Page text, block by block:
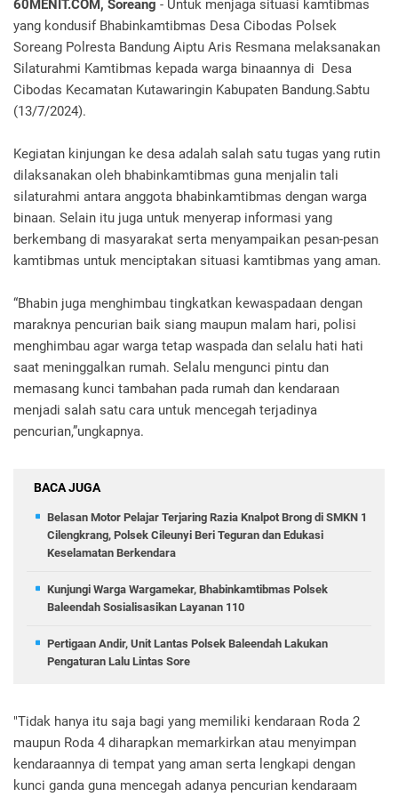
60MENIT.COM, Soreang - Untuk menjaga situasi kamtibmas
yang kondusif Bhabinkamtibmas Desa Cibodas Polsek
Soreang Polresta Bandung Aiptu Aris Resmana melaksanakan
Silaturahmi Kamtibmas kepada warga binaannya di Desa
Cibodas Kecamatan Kutawaringin Kabupaten Bandung.Sabtu
(13/7/2024).
Kegiatan kinjungan ke desa adalah salah satu tugas yang rutin
dilaksanakan oleh bhabinkamtibmas guna menjalin tali
silaturahmi antara anggota bhabinkamtibmas dengan warga
binaan. Selain itu juga untuk menyerap informasi yang
berkembang di masyarakat serta menyampaikan pesan-pesan
kamtibmas untuk menciptakan situasi kamtibmas yang aman.
“Bhabin juga menghimbau tingkatkan kewaspadaan dengan
maraknya pencurian baik siang maupun malam hari, polisi
menghimbau agar warga tetap waspada dan selalu hati hati
saat meninggalkan rumah. Selalu mengunci pintu dan
memasang kunci tambahan pada rumah dan kendaraan
menjadi salah satu cara untuk mencegah terjadinya
pencurian,”ungkapnya.
BACA JUGA
Belasan Motor Pelajar Terjaring Razia Knalpot Brong di SMKN 1
Cilengkrang, Polsek Cileunyi Beri Teguran dan Edukasi
Keselamatan Berkendara
Kunjungi Warga Wargamekar, Bhabinkamtibmas Polsek
Baleendah Sosialisasikan Layanan 110
Pertigaan Andir, Unit Lantas Polsek Baleendah Lakukan
Pengaturan Lalu Lintas Sore
"Tidak hanya itu saja bagi yang memiliki kendaraan Roda 2
maupun Roda 4 diharapkan memarkirkan atau menyimpan
kendaraannya di tempat yang aman serta lengkapi dengan
kunci ganda guna mencegah adanya pencurian kendaraam